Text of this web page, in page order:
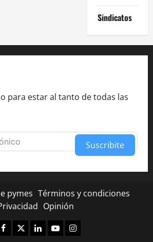
Sindicatos
para estar al tanto de todas las
Suscribite
pymes Términos y condiciones
Opinión
Facebook
TwitterLinkedinYoutubeInstagram